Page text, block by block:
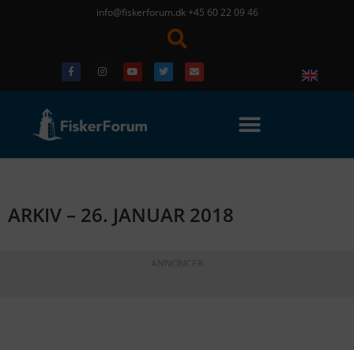
info@fiskerforum.dk +45 60 22 09 46
ARKIV – 26. JANUAR 2018
ANNONCER